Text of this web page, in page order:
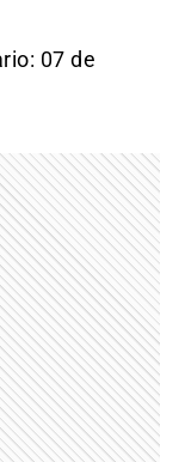
07 de